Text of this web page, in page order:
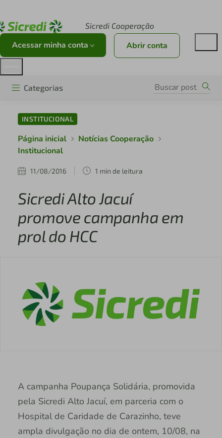
Sicredi Cooperação
Acessar minha conta Abrir conta
Categorias
INSTITUCIONAL
Página inicial
Notícias Cooperação
Institucional
11/08/2016 1 min de leitura
Sicredi Alto Jacuí
promove campanha em
prol do HCC
A campanha Poupança Solidária, promovida
pela Sicredi Alto Jacuí, em parceria com o
Hospital de Caridade de Carazinho, teve
ampla divulgação no dia de ontem, 10/08, na